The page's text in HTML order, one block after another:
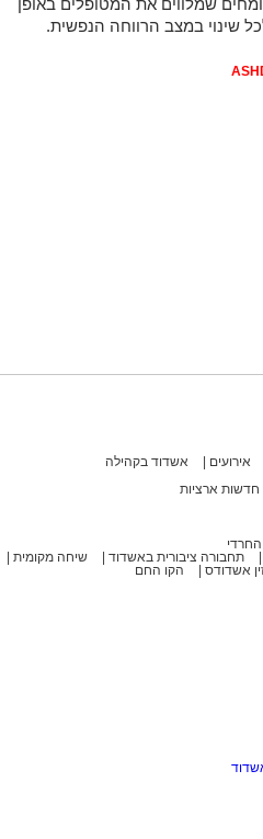
שמלווים את המטופלים באופן
שינוי במצב הרווחה הנפשית.
אירועים אשדוד בקהילה
חדשות ארציות
תחבורה ציבורית באשדוד
שיחה מקומית
אשדודס
הקו החם